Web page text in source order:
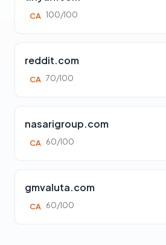
CA 100/100
reddit.com
CA 70/100
nasarigroup.com
CA 60/100
gmvaluta.com
CA 60/100